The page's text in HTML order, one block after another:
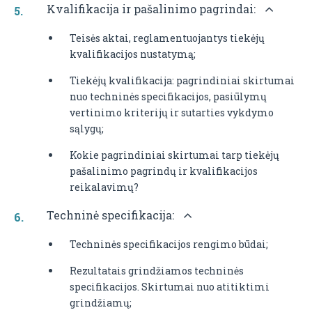
Kvalifikacija ir pašalinimo pagrindai:
Teisės aktai, reglamentuojantys tiekėjų
kvalifikacijos nustatymą;
Tiekėjų kvalifikacija: pagrindiniai skirtumai
nuo techninės specifikacijos, pasiūlymų
vertinimo kriterijų ir sutarties vykdymo
sąlygų;
Kokie pagrindiniai skirtumai tarp tiekėjų
pašalinimo pagrindų ir kvalifikacijos
reikalavimų?
Techninė specifikacija:
Techninės specifikacijos rengimo būdai;
Rezultatais grindžiamos techninės
specifikacijos. Skirtumai nuo atitiktimi
grindžiamų;